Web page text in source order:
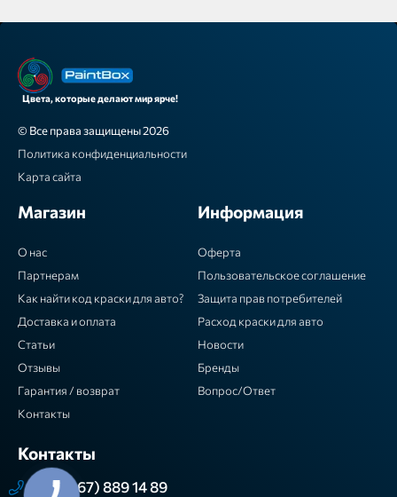
Цвета, которые делают мир ярче!
© Все права защищены 2026
Политика конфиденциальности
Карта сайта
Магазин
О нас
Партнерам
Как найти код краски для авто?
Доставка и оплата
Статьи
Отзывы
Гарантия / возврат
Контакты
Информация
Оферта
Пользовательское соглашение
Защита прав потребителей
Расход краски для авто
Новости
Бренды
Вопрос/Ответ
Контакты
+38 (067) 889 14 89